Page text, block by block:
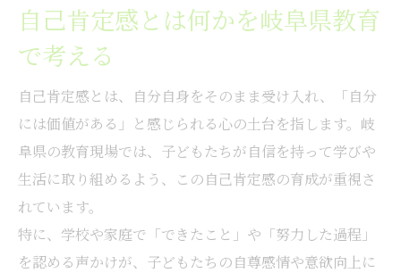
自己肯定感とは何かを岐阜県教育
で考える
自己肯定感とは、自分自身をそのまま受け入れ、「自分
には価値がある」と感じられる心の土台を指します。岐
阜県の教育現場では、子どもたちが自信を持って学びや
生活に取り組めるよう、この自己肯定感の育成が重視さ
れています。
特に、学校や家庭で「できたこと」や「努力した過程」
を認める声かけが、子どもたちの自尊感情や意欲向上に